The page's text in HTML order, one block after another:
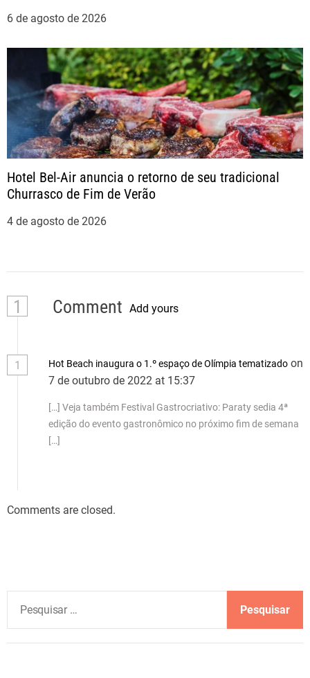
6 de agosto de 2026
Hotel Bel-Air anuncia o retorno de seu tradicional
Churrasco de Fim de Verão
4 de agosto de 2026
1 Comment Add yours
1 Hot Beach inaugura o 1.º espaço de Olímpia tematizado on
7 de outubro de 2022 at 15:37
[…] Veja também Festival Gastrocriativo: Paraty sedia 4ª
edição do evento gastronômico no próximo fim de semana
[…]
Comments are closed.
s